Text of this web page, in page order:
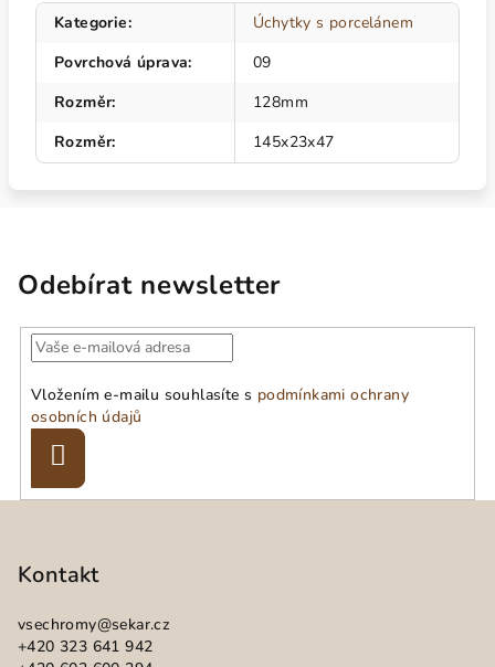
Kategorie:
Úchytky s porcelánem
Povrchová úprava:
09
Rozměr:
128mm
Rozměr: 145x23x47
Odebírat newsletter
Vložením e-mailu souhlasíte s podmínkami ochrany
osobních údajů
Kontakt
vsechromy@sekar.cz
+420 323 641 942